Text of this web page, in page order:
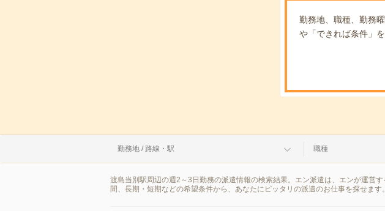
勤務地、職種、勤務
や「できれば条件」
勤務地 / 路線・駅 職種
渡島当別駅周辺の週2～3日勤務の派遣情報の検索結果。エン派遣は、エンが運営
間、長期・短期などの希望条件から、あなたにピッタリの派遣のお仕事を探せます。